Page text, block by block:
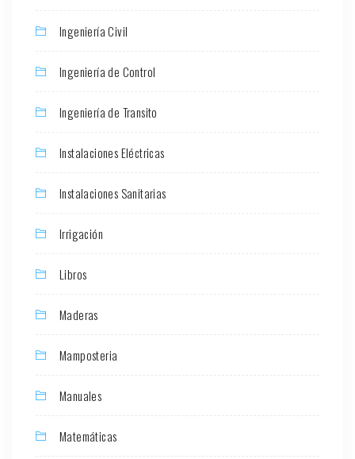
Ingeniería Civil
Ingeniería de Control
Ingeniería de Transito
Instalaciones Eléctricas
Instalaciones Sanitarias
Irrigación
Libros
Maderas
Mamposteria
Manuales
Matemáticas